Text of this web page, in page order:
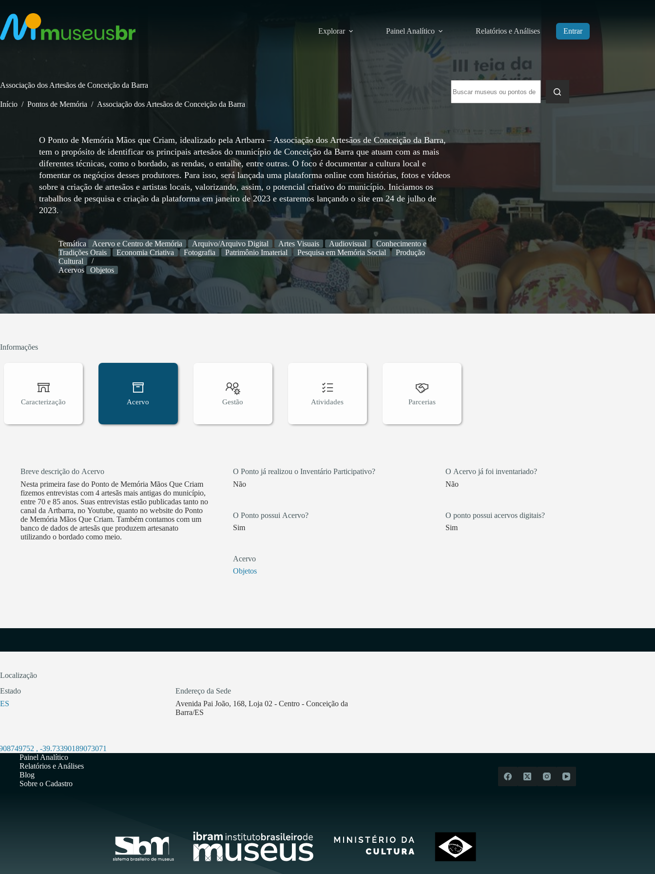
para
conteúdo
Explorar Painel Analítico Relatórios e Análises Entrar
resultados
Associação dos Artesãos de Conceição da Barra
Início / Pontos de Memória / Associação dos Artesãos de Conceição da Barra
O Ponto de Memória Mãos que Criam, idealizado pela Artbarra – Associação dos Artesãos de Conceição da Barra,
tem o propósito de identificar os principais artesãos do município de Conceição da Barra que atuam com as mais
diferentes técnicas, como o bordado, as rendas, o entalhe, entre outras. O foco é documentar a cultura local e
fomentar os negócios desses produtores. Para isso, será lançada uma plataforma online com histórias, fotos e vídeos
sobre a criação de artesãos e artistas locais, valorizando, assim, o potencial criativo do município. Iniciamos os
trabalhos de pesquisa e criação da plataforma em janeiro de 2023 e estaremos lançando o site em 24 de julho de
2023.
Temática Acervo e Centro de Memória Arquivo/Arquivo Digital Artes Visuais Audiovisual
Conhecimento e
Tradições Orais
Economia Criativa Fotografia Patrimônio Imaterial Pesquisa em Memória Social
Produção
Cultural
Acervos
Objetos
Informações
Caracterização Acervo
Breve descrição do Acervo
Nesta primeira fase do Ponto de Memória Mãos Que Criam
fizemos entrevistas com 4 artesãs mais antigas do município,
entre 70 e 85 anos. Suas entrevistas estão publicadas tanto no
canal da Artbarra, no Youtube, quanto no website do Ponto
de Memória Mãos Que Criam. Também contamos com um
banco de dados de artesãs que produzem artesanato
utilizando o bordado como meio.
O Ponto já realizou o Inventário Participativo?
Não
O Ponto possui Acervo?
Sim
Acervo
Objetos
O Acervo já foi inventariado?
Não
O ponto possui acervos digitais?
Sim
Gestão Atividades Parcerias
Localização
Estado
ES
Endereço da Sede
Avenida Pai João, 168, Loja 02 - Centro - Conceição da
Barra/ES
, -39.73390189073071
Painel Analítico
Relatórios e Análises
Blog
Sobre o Cadastro